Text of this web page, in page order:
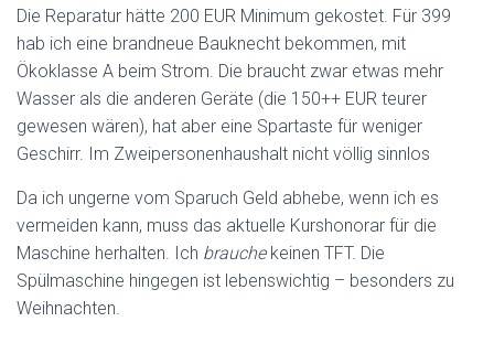
Die Reparatur hätte 200 EUR Minimum gekostet. Für 399
hab ich eine brandneue Bauknecht bekommen, mit
Ökoklasse A beim Strom. Die braucht zwar etwas mehr
Wasser als die anderen Geräte (die 150++ EUR teurer
gewesen wären), hat aber eine Spartaste für weniger
Geschirr. Im Zweipersonenhaushalt nicht völlig sinnlos
Da ich ungerne vom Sparuch Geld abhebe, wenn ich es
vermeiden kann, muss das aktuelle Kurshonorar für die
Maschine herhalten. Ich brauchekeinen TFT. Die
Spülmaschine hingegen ist lebenswichtig – besonders zu
Weihnachten.